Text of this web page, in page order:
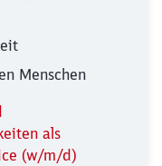
Menschen
als
(w/m/d)